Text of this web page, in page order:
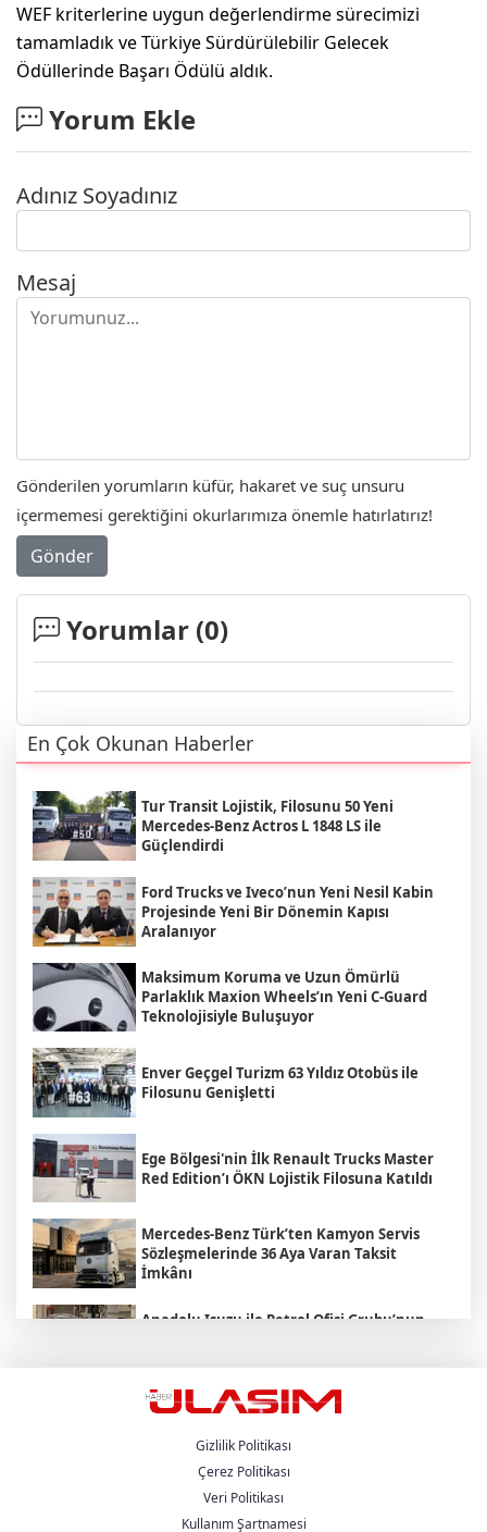
WEF kriterlerine uygun değerlendirme sürecimizi
tamamladık ve Türkiye Sürdürülebilir Gelecek
Ödüllerinde Başarı Ödülü aldık.
Yorum Ekle
Adınız Soyadınız
Mesaj
Gönderilen yorumların küfür, hakaret ve suç unsuru
içermemesi gerektiğini okurlarımıza önemle hatırlatırız!
Gönder
Yorumlar (0)
En Çok Okunan Haberler
Tur Transit Lojistik, Filosunu 50 Yeni
Mercedes-Benz Actros L 1848 LS ile
Güçlendirdi
Ford Trucks ve Iveco’nun Yeni Nesil Kabin
Projesinde Yeni Bir Dönemin Kapısı
Aralanıyor
Maksimum Koruma ve Uzun Ömürlü
Parlaklık Maxion Wheels’ın Yeni C-Guard
Teknolojisiyle Buluşuyor
Enver Geçgel Turizm 63 Yıldız Otobüs ile
Filosunu Genişletti
Ege Bölgesi'nin İlk Renault Trucks Master
Red Edition’ı ÖKN Lojistik Filosuna Katıldı
Mercedes-Benz Türk’ten Kamyon Servis
Sözleşmelerinde 36 Aya Varan Taksit
İmkânı
Anadolu Isuzu ile Petrol Ofisi Grubu’nun
MAN , "Driving. People. Partner."
Transportation 2026'da
Heiko Selzam 1 Ağustos İtibarıyla Yeni
Görevine Başladı
Gizlilik Politikası
Çerez Politikası
Veri Politikası
Kullanım Şartnamesi